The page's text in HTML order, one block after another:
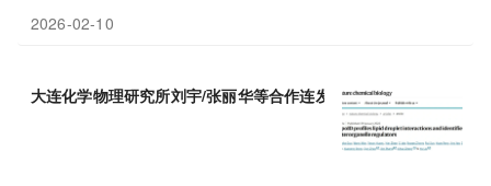
2026-02-10
大连化学物理研究所刘宇/张丽华等合作连发 篇Nature子刊